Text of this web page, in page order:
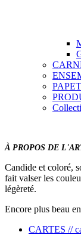
À PROPOS DE
Candide et coloré,
fait valser les
légèreté.
Encore plus beau
CARTES //